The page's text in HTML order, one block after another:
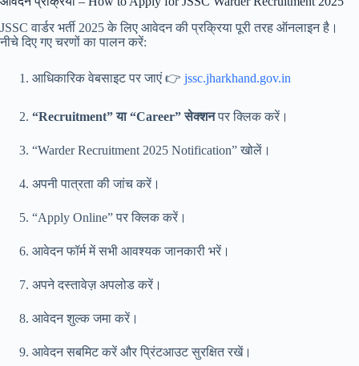
JSSC वार्डर भर्ती 2025 के लिए आवेदन की प्रक्रिया पूरी तरह ऑनलाइन है।
नीचे दिए गए चरणों का पालन करें:
आधिकारिक वेबसाइट पर जाएं 👉 jssc.jharkhand.gov.in
“Recruitment” या “Career” सेक्शनपर क्लिक करें।
“Warder Recruitment 2025 Notification” खोलें।
अपनी पात्रता की जांच करें।
“Apply Online” पर क्लिक करें।
आवेदन फॉर्म में सभी आवश्यक जानकारी भरें।
अपने दस्तावेज़ अपलोड करें।
आवेदन शुल्क जमा करें।
आवेदन सबमिट करें और प्रिंटआउट सुरक्षित रखें।